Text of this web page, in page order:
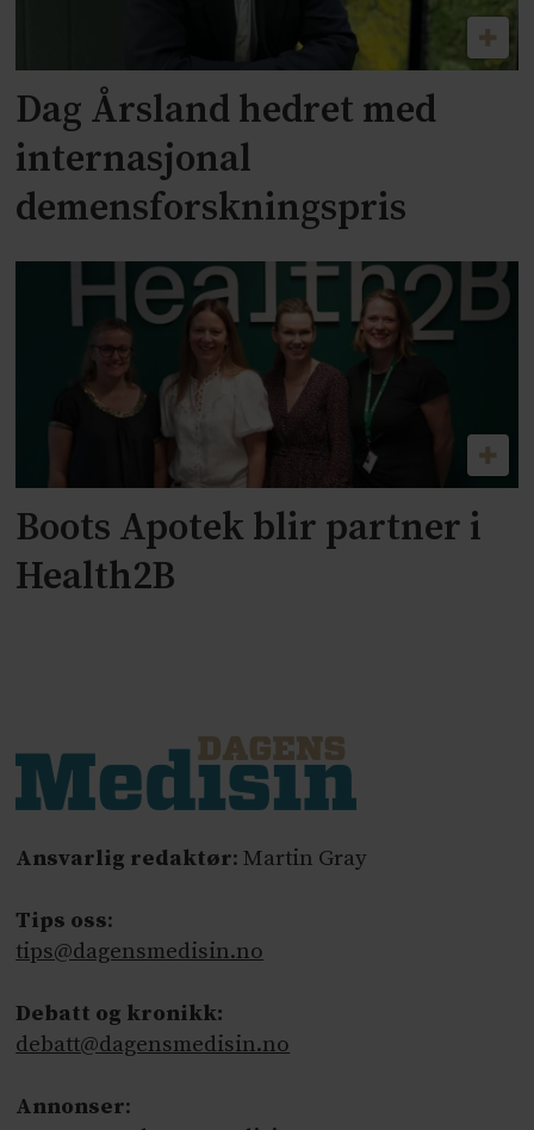
Dag Årsland hedret med
internasjonal
demensforskningspris
Boots Apotek blir partner i
Health2B
Ansvarlig redaktør: Martin Gray
Tips oss:
tips@dagensmedisin.no
Debatt og kronikk:
debatt@dagensmedisin.no
Annonser: